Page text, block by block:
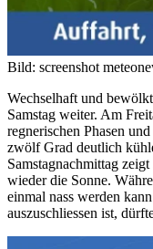
Bild: screenshot
Wechselhaft und
Samstag weiter. Am
regnerischen Phasen
zwölf Grad deutlich
Samstagnachmittag
wieder die Sonne.
einmal nass werden
auszuschliessen ist,